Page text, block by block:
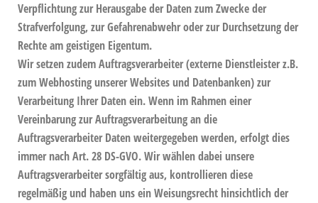
Verpflichtung zur Herausgabe der Daten zum Zwecke der
Strafverfolgung, zur Gefahrenabwehr oder zur Durchsetzung der
Rechte am geistigen Eigentum.
Wir setzen zudem Auftragsverarbeiter (externe Dienstleister z.B.
zum Webhosting unserer Websites und Datenbanken) zur
Verarbeitung Ihrer Daten ein. Wenn im Rahmen einer
Vereinbarung zur Auftragsverarbeitung an die
Auftragsverarbeiter Daten weitergegeben werden, erfolgt dies
immer nach Art. 28 DS-GVO. Wir wählen dabei unsere
Auftragsverarbeiter sorgfältig aus, kontrollieren diese
regelmäßig und haben uns ein Weisungsrecht hinsichtlich der